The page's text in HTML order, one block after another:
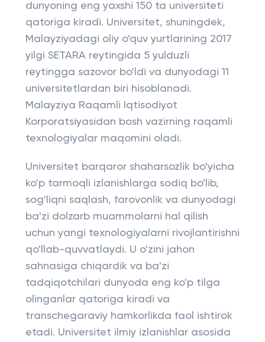
dunyoning eng yaxshi 150 ta universiteti
qatoriga kiradi. Universitet, shuningdek,
Malayziyadagi oliy o'quv yurtlarining 2017
yilgi SETARA reytingida 5 yulduzli
reytingga sazovor bo'ldi va dunyodagi 11
universitetlardan biri hisoblanadi.
Malayziya Raqamli Iqtisodiyot
Korporatsiyasidan bosh vazirning raqamli
texnologiyalar maqomini oladi.
Universitet barqaror shaharsozlik bo'yicha
ko'p tarmoqli izlanishlarga sodiq bo'lib,
sog'liqni saqlash, farovonlik va dunyodagi
ba'zi dolzarb muammolarni hal qilish
uchun yangi texnologiyalarni rivojlantirishni
qo'llab-quvvatlaydi. U o'zini jahon
sahnasiga chiqardik va ba'zi
tadqiqotchilari dunyoda eng ko'p tilga
olinganlar qatoriga kiradi va
transchegaraviy hamkorlikda faol ishtirok
etadi. Universitet ilmiy izlanishlar asosida